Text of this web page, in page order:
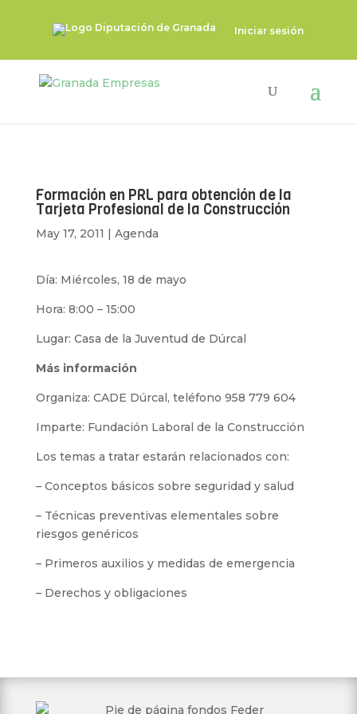
Iniciar sesión
Formación en PRL para obtención de la
Tarjeta Profesional de la Construcción
May 17, 2011 | Agenda
Día: Miércoles, 18 de mayo
Hora: 8:00 – 15:00
Lugar: Casa de la Juventud de Dúrcal
Más información
Organiza: CADE Dúrcal, teléfono 958 779 604
Imparte: Fundación Laboral de la Construcción
Los temas a tratar estarán relacionados con:
– Conceptos básicos sobre seguridad y salud
– Técnicas preventivas elementales sobre
riesgos genéricos
– Primeros auxilios y medidas de emergencia
– Derechos y obligaciones